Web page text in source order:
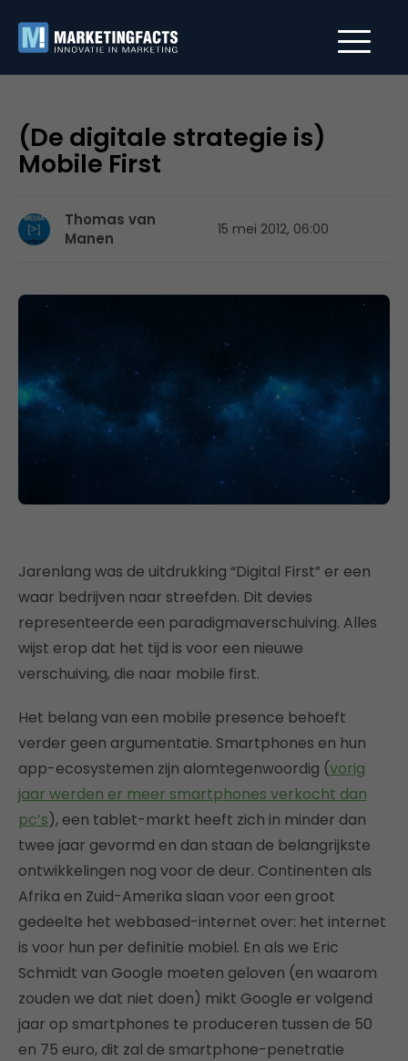
(De digitale strategie is)
Mobile First
Thomas van
Manen
15 mei 2012, 06:00
Jarenlang was de uitdrukking “Digital First” er een
waar bedrijven naar streefden. Dit devies
representeerde een paradigmaverschuiving. Alles
wijst erop dat het tijd is voor een nieuwe
verschuiving, die naar mobile first.
Het belang van een mobile presence behoeft
verder geen argumentatie. Smartphones en hun
app-ecosystemen zijn alomtegenwoordig (vorig
jaar werden er meer smartphones verkocht dan
pc’s), een tablet-markt heeft zich in minder dan
twee jaar gevormd en dan staan de belangrijkste
ontwikkelingen nog voor de deur. Continenten als
Afrika en Zuid-Amerika slaan voor een groot
gedeelte het webbased-internet over: het internet
is voor hun per definitie mobiel. En als we Eric
Schmidt van Google moeten geloven (en waarom
zouden we dat niet doen) mikt Google er volgend
jaar op smartphones te produceren tussen de 50
en 75 euro, dit zal de smartphone-penetratie